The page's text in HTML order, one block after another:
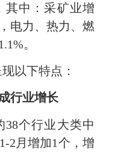
其中：采矿业增
电力、热力、燃
。
以下特点：
行业增长
个行业大类中
2月增加1个，增